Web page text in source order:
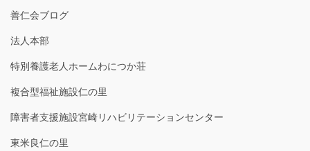
善仁会ブログ
法人本部
特別養護老人ホームわにつか荘
複合型福祉施設仁の里
障害者支援施設宮崎リハビリテーションセンター
東米良仁の里